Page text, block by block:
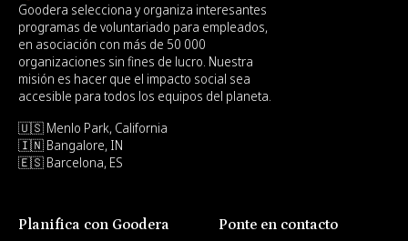
Goodera selecciona y organiza interesantes
programas de voluntariado para empleados,
en asociación con más de 50 000
organizaciones sin fines de lucro. Nuestra
misión es hacer que el impacto social sea
accesible para todos los equipos del planeta.
🇺🇸 Menlo Park, California
🇮🇳 Bangalore, IN
🇪🇸 Barcelona, ES
Planifica con Goodera Ponte en contacto